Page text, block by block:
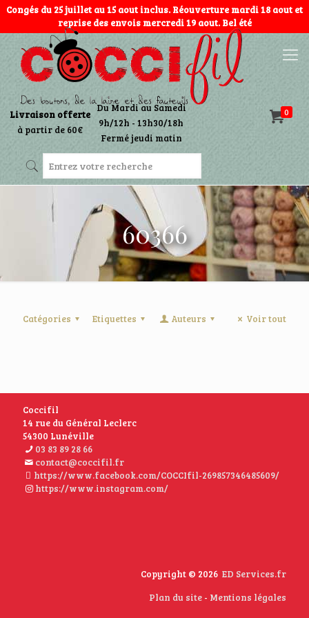
Congés du 25 juillet au 15 aout inclus. Réouverture mardi 18 aout et
reprise des envois mercredi 19 aout. Bel été
0
Livraison offerte
à partir de 60€
Du Mardi au Samedi
9h/12h - 13h30/18h
Fermé jeudi matin
60366
Catégories Etiquettes Auteurs Voir tout
Coccifil
14 rue du Général Leclerc
54300 Lunéville
03 83 89 28 66
contact@coccifil.fr
https://www.facebook.com/COCCIfil-269857346485609/
https://www.instagram.com/
Copyright © 2026 ED Services.fr
Plan du site - Mentions légales